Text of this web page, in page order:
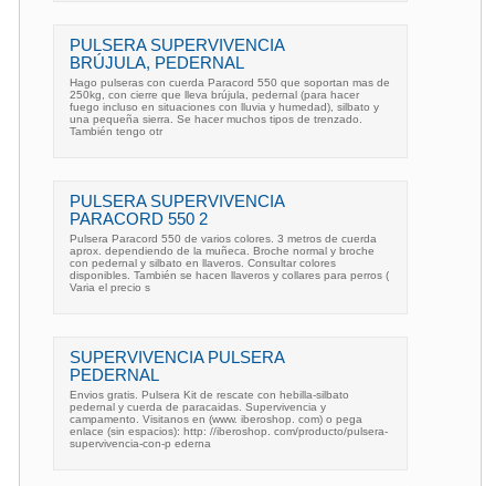
PULSERA SUPERVIVENCIA
BRÚJULA, PEDERNAL
Hago pulseras con cuerda Paracord 550 que soportan mas de
250kg, con cierre que lleva brújula, pedernal (para hacer
fuego incluso en situaciones con lluvia y humedad), silbato y
una pequeña sierra. Se hacer muchos tipos de trenzado.
También tengo otr
PULSERA SUPERVIVENCIA
PARACORD 550 2
Pulsera Paracord 550 de varios colores. 3 metros de cuerda
aprox. dependiendo de la muñeca. Broche normal y broche
con pedernal y silbato en llaveros. Consultar colores
disponibles. También se hacen llaveros y collares para perros (
Varia el precio s
SUPERVIVENCIA PULSERA
PEDERNAL
Envios gratis. Pulsera Kit de rescate con hebilla-silbato
pedernal y cuerda de paracaidas. Supervivencia y
campamento. Visitanos en (www. iberoshop. com) o pega
enlace (sin espacios): http: //iberoshop. com/producto/pulsera-
supervivencia-con-p ederna